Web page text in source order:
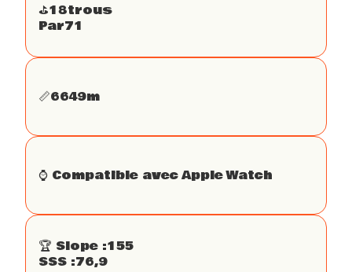
⛳️18trous
Par71
📏6649m
⌚️ Compatible avec Apple Watch
🏆 Slope :155
SSS :76,9